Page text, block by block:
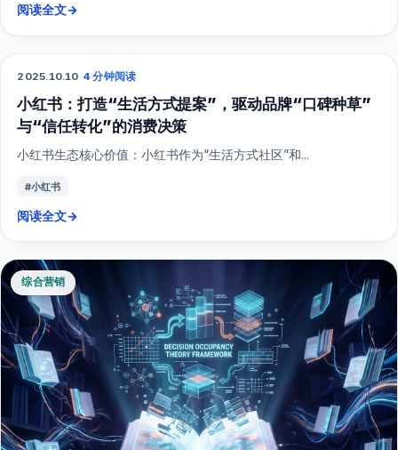
阅读全文→
小红书
2025.10.10·4 分钟阅读
小红书：打造“生活方式提案”，驱动品牌“口碑种草”
与“信任转化”的消费决策
小红书生态核心价值：小红书作为“生活方式社区”和...
#小红书
阅读全文→
综合营销